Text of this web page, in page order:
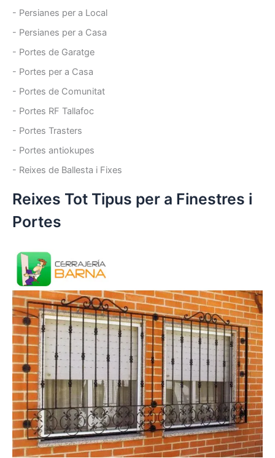
- Persianes per a Local
- Persianes per a Casa
- Portes de Garatge
- Portes per a Casa
- Portes de Comunitat
- Portes RF Tallafoc
- Portes Trasters
- Portes antiokupes
- Reixes de Ballesta i Fixes
Reixes Tot Tipus per a Finestres i
Portes